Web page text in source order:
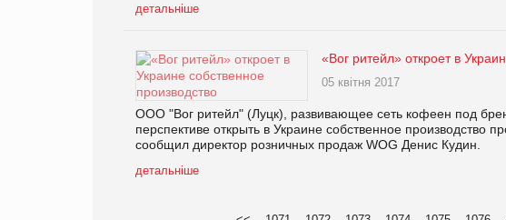
детальніше
«Вог ритейл» откроет в
05 квітня 2017
ООО "Вог ритейл" (Луцк), развивающее сеть кофеен под
перспективе открыть в Украине собственное производство
сообщил директор розничных продаж WOG Денис Кудин.
детальніше